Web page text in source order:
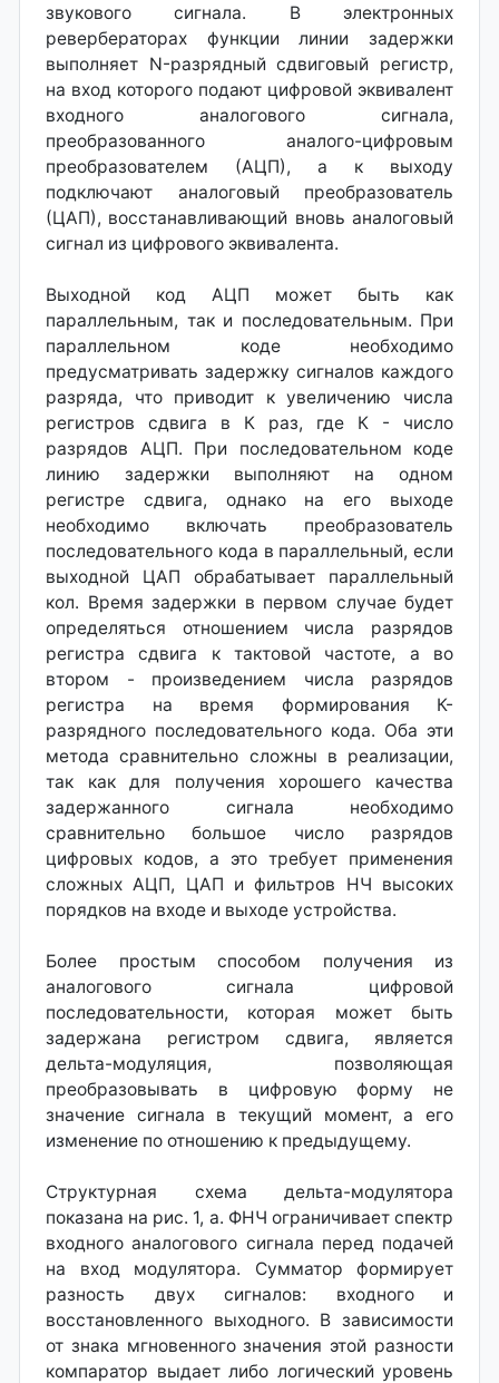
звукового сигнала. В электронных
ревербераторах функции линии задержки
выполняет N-разрядный сдвиговый регистр,
на вход которого подают цифровой эквивалент
входного аналогового сигнала,
преобразованного аналого-цифровым
преобразователем (АЦП), а к выходу
подключают аналоговый преобразователь
(ЦАП), восстанавливающий вновь аналоговый
сигнал из цифрового эквивалента.
Выходной код АЦП может быть как
параллельным, так и последовательным. При
параллельном коде необходимо
предусматривать задержку сигналов каждого
разряда, что приводит к увеличению числа
регистров сдвига в К раз, где К - число
разрядов АЦП. При последовательном коде
линию задержки выполняют на одном
регистре сдвига, однако на его выходе
необходимо включать преобразователь
последовательного кода в параллельный, если
выходной ЦАП обрабатывает параллельный
кол. Время задержки в первом случае будет
определяться отношением числа разрядов
регистра сдвига к тактовой частоте, а во
втором - произведением числа разрядов
регистра на время формирования К-
разрядного последовательного кода. Оба эти
метода сравнительно сложны в реализации,
так как для получения хорошего качества
задержанного сигнала необходимо
сравнительно большое число разрядов
цифровых кодов, а это требует применения
сложных АЦП, ЦАП и фильтров НЧ высоких
порядков на входе и выходе устройства.
Более простым способом получения из
аналогового сигнала цифровой
последовательности, которая может быть
задержана регистром сдвига, является
дельта-модуляция, позволяющая
преобразовывать в цифровую форму не
значение сигнала в текущий момент, а его
изменение по отношению к предыдущему.
Структурная схема дельта-модулятора
показана на рис. 1, а. ФНЧ ограничивает спектр
входного аналогового сигнала перед подачей
на вход модулятора. Сумматор формирует
разность двух сигналов: входного и
восстановленного выходного. В зависимости
от знака мгновенного значения этой разности
компаратор выдает либо логический уровень